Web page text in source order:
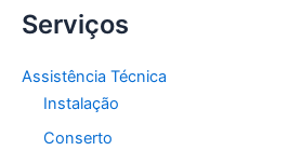
Serviços
Assistência Técnica
Instalação
Conserto